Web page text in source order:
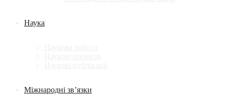
Наука
Міжнародні зв’язки